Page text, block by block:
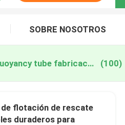
SOBRE NOSOTROS
inflatable salvage buoyancy tube fabricación en línea (100)
de flotación de rescate
duraderos para